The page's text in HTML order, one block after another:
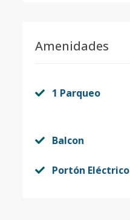
Amenidades
1 Parqueo
Balcon
Portón Eléctrico